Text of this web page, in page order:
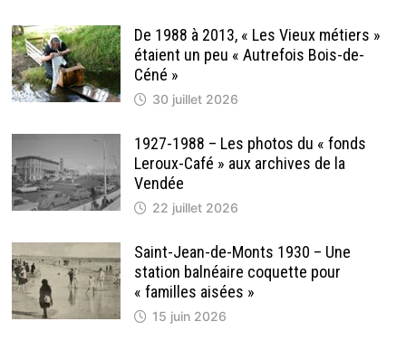
De 1988 à 2013, « Les Vieux métiers »
étaient un peu « Autrefois Bois-de-
Céné »
30 juillet 2026
1927-1988 – Les photos du « fonds
Leroux-Café » aux archives de la
Vendée
22 juillet 2026
Saint-Jean-de-Monts 1930 – Une
station balnéaire coquette pour
« familles aisées »
15 juin 2026